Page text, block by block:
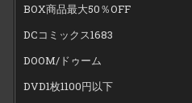
BOX商品最大50％OFF
DCコミックス1683
DOOM/ドゥーム
DVD1枚1100円以下